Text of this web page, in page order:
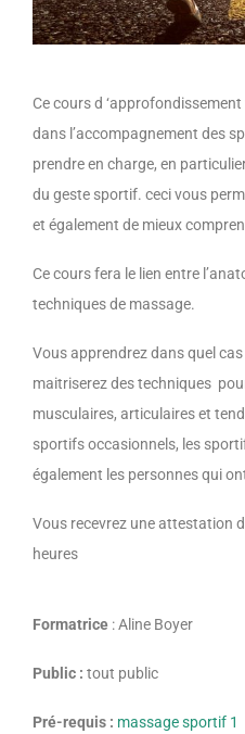
Ce cours d
dans l’accompagnement des
prendre en charge, en
du geste sportif. ceci vous
et également de mieux
Ce cours fera le lien entre
techniques de massage.
Vous apprendrez dans quel
maitriserez des techniques
musculaires, articulaires et
sportifs occasionnels, les
également les personnes qui
Vous recevrez une attestation
heures
Formatrice : Aline Boyer
Public : tout public
Pré-requis : massage sportif 1